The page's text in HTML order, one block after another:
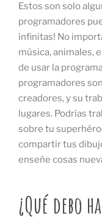
Estos son solo
programadores
infinitas! No
música, animales,
de usar la
programadores
creadores, y su
lugares. Podrías
sobre tu
compartir tus
enseñe cosas
¿Qué debo